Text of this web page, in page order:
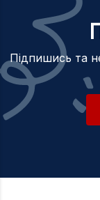
Підпишись та